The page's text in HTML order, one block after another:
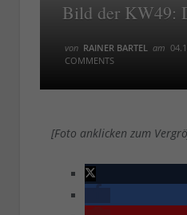
Bild der KW49:
von RAINER BARTEL am
COMMENTS
[Foto anklicken zum